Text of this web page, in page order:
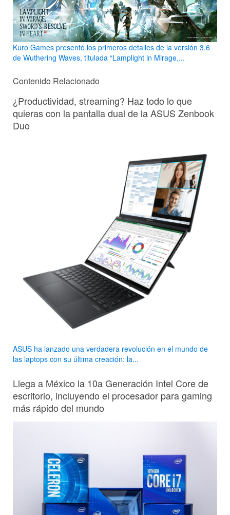
Kuro Games presentó los primeros detalles de la versión 3.6
de Wuthering Waves, titulada “Lamplight in Mirage,...
Contenido Relacionado
¿Productividad, streaming? Haz todo lo que
quieras con la pantalla dual de la ASUS Zenbook
Duo
ASUS ha lanzado una verdadera revolución en el mundo de
las laptops con su última creación: la...
Llega a México la 10a Generación Intel Core de
escritorio, incluyendo el procesador para gaming
más rápido del mundo